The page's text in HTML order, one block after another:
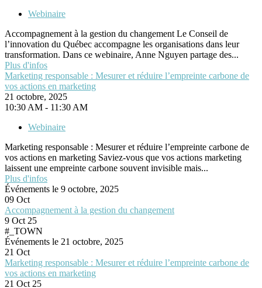
Webinaire
Accompagnement à la gestion du changement Le Conseil de
l’innovation du Québec accompagne les organisations dans leur
transformation. Dans ce webinaire, Anne Nguyen partage des...
Plus d'infos
Marketing responsable : Mesurer et réduire l’empreinte carbone de
vos actions en marketing
21 octobre, 2025
10:30 AM - 11:30 AM
Webinaire
Marketing responsable : Mesurer et réduire l’empreinte carbone de
vos actions en marketing Saviez-vous que vos actions marketing
laissent une empreinte carbone souvent invisible mais...
Plus d'infos
Événements le 9 octobre, 2025
09 Oct
Accompagnement à la gestion du changement
9 Oct 25
#_TOWN
Événements le 21 octobre, 2025
21 Oct
Marketing responsable : Mesurer et réduire l’empreinte carbone de
vos actions en marketing
21 Oct 25